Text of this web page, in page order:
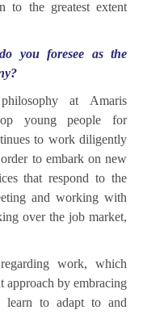
to the greatest extent
you foresee as the
at Amaris
young people for
to work diligently
to embark on new
that respond to the
and working with
over the job market,
work, which
approach by embracing
learn to adapt to and